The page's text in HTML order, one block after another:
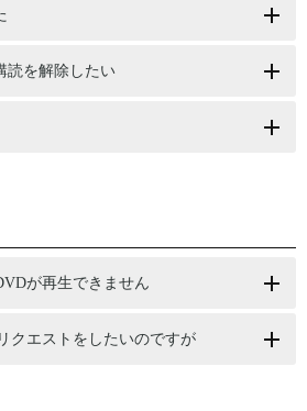
読を解除したい
が再生できません
クエストをしたいのですが